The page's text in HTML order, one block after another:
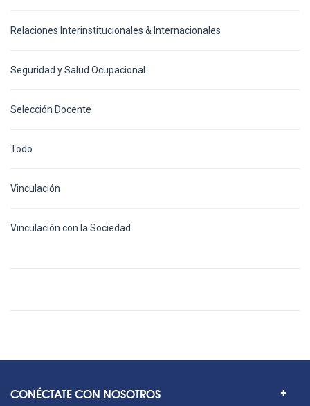
Relaciones Interinstitucionales & Internacionales
Seguridad y Salud Ocupacional
Selección Docente
Todo
Vinculación
Vinculación con la Sociedad
CONÉCTATE CON NOSOTROS